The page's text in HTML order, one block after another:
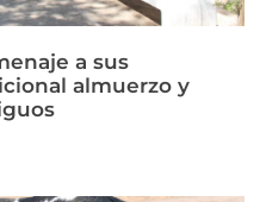
a sus
almuerzo y